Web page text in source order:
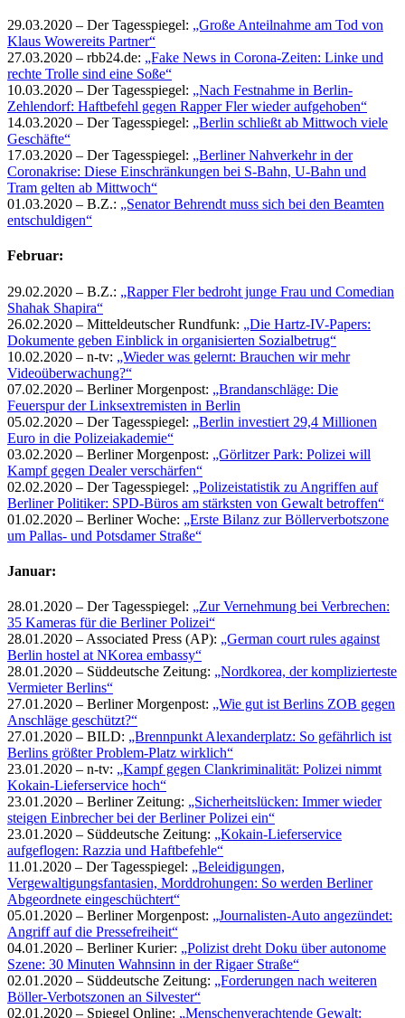
29.03.2020 – Der Tagesspiegel: „Große Anteilnahme am Tod von
Klaus Wowereits Partner“
27.03.2020 – rbb24.de: „Fake News in Corona-Zeiten: Linke und
rechte Trolle sind eine Soße“
10.03.2020 – Der Tagesspiegel: „Nach Festnahme in Berlin-
Zehlendorf: Haftbefehl gegen Rapper Fler wieder aufgehoben“
14.03.2020 – Der Tagesspiegel: „Berlin schließt ab Mittwoch viele
Geschäfte“
17.03.2020 – Der Tagesspiegel: „Berliner Nahverkehr in der
Coronakrise: Diese Einschränkungen bei S-Bahn, U-Bahn und
Tram gelten ab Mittwoch“
01.03.2020 – B.Z.: „Senator Behrendt muss sich bei den Beamten
entschuldigen“
Februar:
29.02.2020 – B.Z.: „Rapper Fler bedroht junge Frau und Comedian
Shahak Shapira“
26.02.2020 – Mitteldeutscher Rundfunk: „Die Hartz-IV-Papers:
Dokumente geben Einblick in organisierten Sozialbetrug“
10.02.2020 – n-tv: „Wieder was gelernt: Brauchen wir mehr
Videoüberwachung?“
07.02.2020 – Berliner Morgenpost: „Brandanschläge: Die
Feuerspur der Linksextremisten in Berlin
05.02.2020 – Der Tagesspiegel: „Berlin investiert 29,4 Millionen
Euro in die Polizeiakademie“
03.02.2020 – Berliner Morgenpost: „Görlitzer Park: Polizei will
Kampf gegen Dealer verschärfen“
02.02.2020 – Der Tagesspiegel: „Polizeistatistik zu Angriffen auf
Berliner Politiker: SPD-Büros am stärksten von Gewalt betroffen“
01.02.2020 – Berliner Woche: „Erste Bilanz zur Böllerverbotszone
um Pallas- und Potsdamer Straße“
Januar:
28.01.2020 – Der Tagesspiegel: „Zur Vernehmung bei Verbrechen:
35 Kameras für die Berliner Polizei“
28.01.2020 – Associated Press (AP): „German court rules against
Berlin hostel at NKorea embassy“
28.01.2020 – Süddeutsche Zeitung: „Nordkorea, der komplizierteste
Vermieter Berlins“
27.01.2020 – Berliner Morgenpost: „Wie gut ist Berlins ZOB gegen
Anschläge geschützt?“
27.01.2020 – BILD: „Brennpunkt Alexanderplatz: So gefährlich ist
Berlins größter Problem-Platz wirklich“
23.01.2020 – n-tv: „Kampf gegen Clankriminalität: Polizei nimmt
Kokain-Lieferservice hoch“
23.01.2020 – Berliner Zeitung: „Sicherheitslücken: Immer wieder
steigen Einbrecher bei der Berliner Polizei ein“
23.01.2020 – Süddeutsche Zeitung: „Kokain-Lieferservice
aufgeflogen: Razzia und Haftbefehle“
11.01.2020 – Der Tagesspiegel: „Beleidigungen,
Vergewaltigungsfantasien, Morddrohungen: So werden Berliner
Abgeordnete eingeschüchtert“
05.01.2020 – Berliner Morgenpost: „Journalisten-Auto angezündet:
Angriff auf die Pressefreiheit“
04.01.2020 – Berliner Kurier: „Polizist dreht Doku über autonome
Szene: 30 Minuten Wahnsinn in der Rigaer Straße“
02.01.2020 – Süddeutsche Zeitung: „Forderungen nach weiteren
Böller-Verbotszonen an Silvester“
02.01.2020 – Spiegel Online: „Menschenverachtende Gewalt: